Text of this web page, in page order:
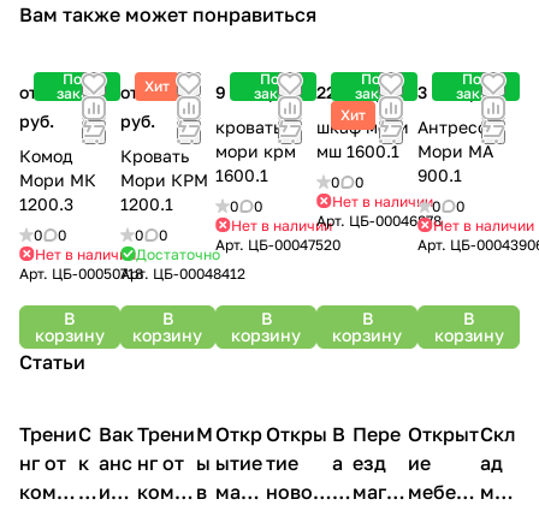
Вам также может понравиться
Под
заказ
от 7 700
руб.
Комод
Мори МК
1200.3
0
0
Нет в наличии
Арт. ЦБ-00050718
В
корзину
Хит
от 7 800
руб.
Кровать
Мори КРМ
1200.1
0
0
Достаточно
Арт. ЦБ-00048412
В
корзину
Под
заказ
9 900 руб.
кровать
мори крм
1600.1
0
0
Нет в наличии
Арт. ЦБ-00047520
В
корзину
Под
заказ
Хит
22 100 руб.
шкаф мори
мш 1600.1
0
0
Нет в наличии
Арт. ЦБ-00046878
В
корзину
Под
заказ
3 900 руб.
Антресоль
Мори МА
900.1
0
0
Нет в наличии
Арт. ЦБ-
В
корзину
Статьи
Трени
нг от
комп
С
к
и
Вак
анс
ия в
Трени
нг от
комп
М
ы
в
Откр
ытие
мага
Откры
тие
новог
В
а
к
Пере
езд
магаз
Открыт
ие
мебель
Скл
ад
меб